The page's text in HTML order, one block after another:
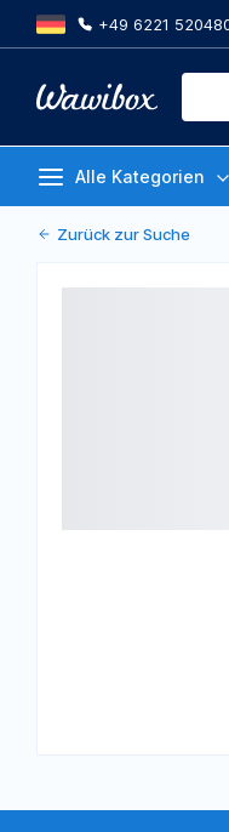
+49 6221
Alle Kategorien
Zurück zur Suche